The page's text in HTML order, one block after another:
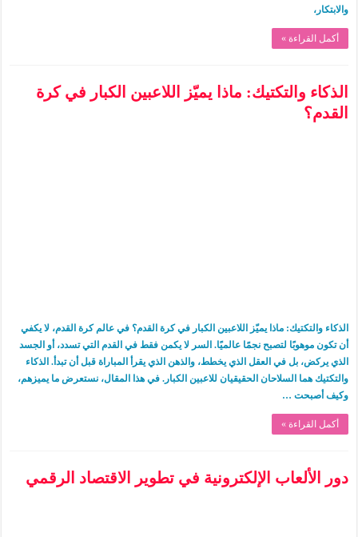
والابتكار،
أكمل القراءة »
الذكاء والتكتيك: ماذا يميّز اللاعبين الكبار في كرة
القدم؟
الذكاء والتكتيك: ماذا يميّز اللاعبين الكبار في كرة القدم؟ في عالم كرة القدم، لا يكفي
أن تكون موهوبًا لتصبح نجمًا عالميًا. السر لا يكمن فقط في القدم التي تسدد، أو الجسد
الذي يركض، بل في العقل الذي يخطط، والذهن الذي يقرأ المباراة قبل أن تبدأ. الذكاء
والتكتيك هما السلاحان الحقيقيان للاعبين الكبار. في هذا المقال، نستعرض ما يميزهم،
وكيف أصبحت …
أكمل القراءة »
دور الألعاب الإلكترونية في تطوير الاقتصاد الرقمي